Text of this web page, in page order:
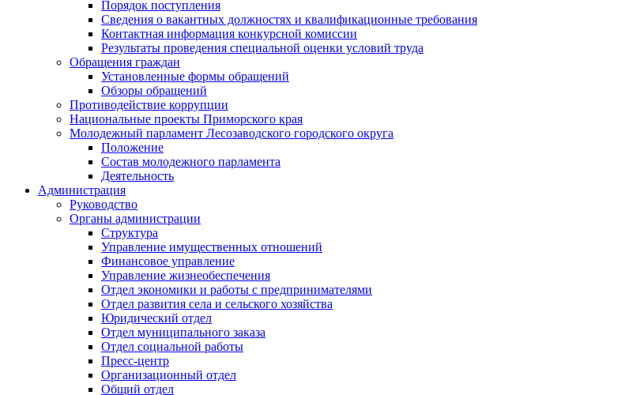
Порядок поступления
Сведения о вакантных должностях и квалификационные требования
Контактная информация конкурсной комиссии
Результаты проведения специальной оценки условий труда
Обращения граждан
Установленные формы обращений
Обзоры обращений
Противодействие коррупции
Национальные проекты Приморского края
Молодежный парламент Лесозаводского городского округа
Положение
Состав молодежного парламента
Деятельность
Администрация
Руководство
Органы администрации
Структура
Управление имущественных отношений
Финансовое управление
Управление жизнеобеспечения
Отдел экономики и работы с предпринимателями
Отдел развития села и сельского хозяйства
Юридический отдел
Отдел муниципального заказа
Отдел социальной работы
Пресс-центр
Организационный отдел
Общий отдел